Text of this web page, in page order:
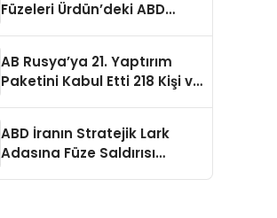
Füzeleri Ürdün’deki ABD
AB Rusya’ya 21. Yaptırım
Paketini Kabul Etti 218 Kişi ve
ABD İranın Stratejik Lark
Adasına Füze Saldırısı